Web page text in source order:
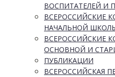
ВОСПИТАТЕЛЕЙ И
ВСЕРОССИЙСКИЕ
НАЧАЛЬНОЙ
ВСЕРОССИЙСКИЕ
ОСНОВНОЙ И
ПУБЛИКАЦИИ
ВСЕРОССИЙСКАЯ